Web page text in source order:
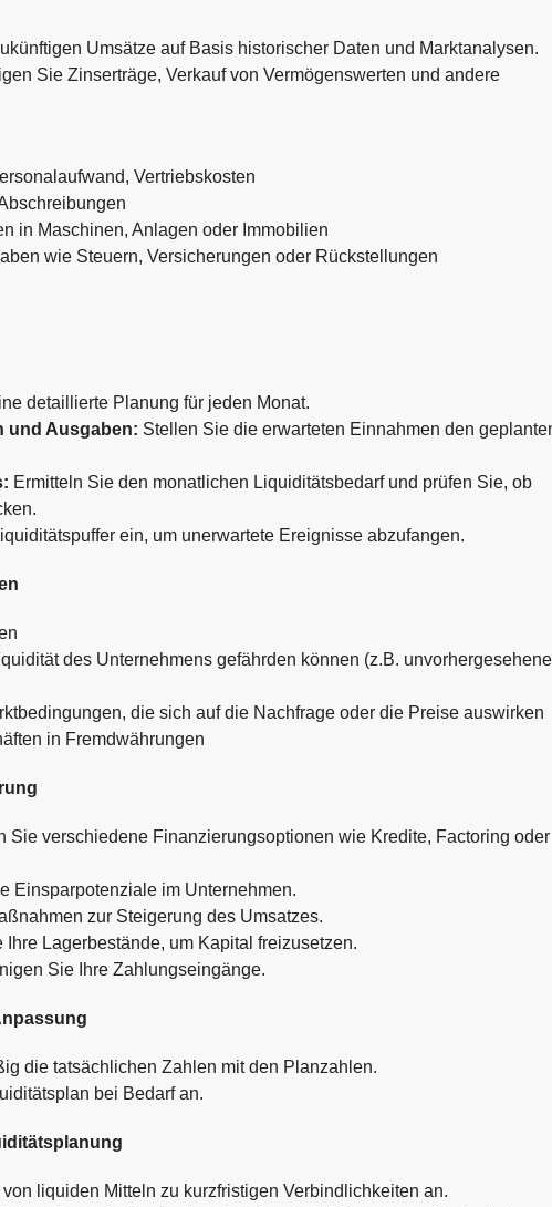
Umsätze auf Basis historischer Daten und Marktanalysen.
Sie Zinserträge, Verkauf von Vermögenswerten und andere
Vertriebskosten
in Maschinen, Anlagen oder Immobilien
wie Steuern, Versicherungen oder Rückstellungen
detaillierte Planung für jeden Monat.
und Ausgaben: Stellen Sie die erwarteten Einnahmen den
Ermitteln Sie den monatlichen Liquiditätsbedarf und prüfen Sie, ob
ein, um unerwartete Ereignisse abzufangen.
des Unternehmens gefährden können (z.B. unvorhergesehene
die sich auf die Nachfrage oder die Preise auswirken
in Fremdwährungen
Sie verschiedene Finanzierungsoptionen wie Kredite, Factoring oder
Einsparpotenziale im Unternehmen.
zur Steigerung des Umsatzes.
Ihre Lagerbestände, um Kapital freizusetzen.
Sie Ihre Zahlungseingänge.
die tatsächlichen Zahlen mit den Planzahlen.
bei Bedarf an.
liquiden Mitteln zu kurzfristigen Verbindlichkeiten an.